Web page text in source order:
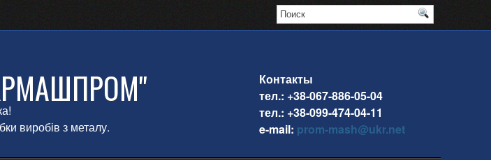
виробів з металу.
Контакты
тел.: +38-067-886-05-04
тел.: +38-099-474-04-11
e-mail: prom-mash@ukr.net